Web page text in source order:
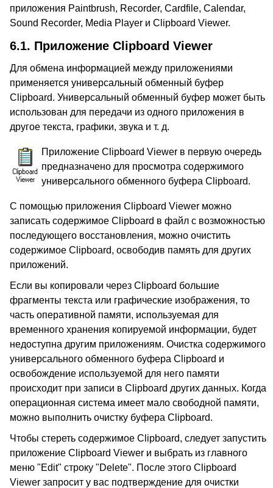
приложения Paintbrush, Recorder, Cardfile, Calendar,
Sound Recorder, Media Player и Clipboard Viewer.
6.1. Приложение Clipboard Viewer
Для обмена информацией между приложениями
применяется универсальный обменный буфер
Clipboard. Универсальный обменный буфер может быть
использован для передачи из одного приложения в
другое текста, графики, звука и т. д.
Приложение Clipboard Viewer в первую очередь
предназначено для просмотра содержимого
универсального обменного буфера Clipboard.
С помощью приложения Clipboard Viewer можно
записать содержимое Clipboard в файл с возможностью
последующего восстановления, можно очистить
содержимое Clipboard, освободив память для других
приложений.
Если вы копировали через Clipboard большие
фрагменты текста или графические изображения, то
часть оперативной памяти, используемая для
временного хранения копируемой информации, будет
недоступна другим приложениям. Очистка содержимого
универсального обменного буфера Clipboard и
освобождение используемой для него памяти
происходит при записи в Clipboard других данных. Когда
операционная система имеет мало свободной памяти,
можно выполнить очистку буфера Clipboard.
Чтобы стереть содержимое Clipboard, следует запустить
приложение Clipboard Viewer и выбрать из главного
меню "Edit" строку "Delete". После этого Clipboard
Viewer запросит у вас подтверждение для очистки